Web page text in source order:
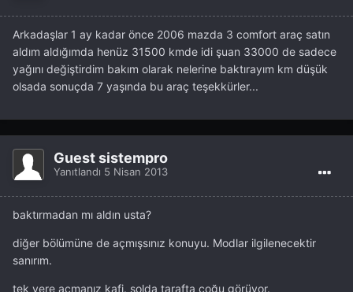
Arkadaşlar 1 ay kadar önce 2006 mazda 3 comfort araç satın
aldım aldığımda henüz 31500 kmde idi şuan 33000 de sadece
yağını değiştirdim bakım olarak nelerine baktırayım km düşük
olsada sonuçda 7 yaşında bu araç teşekkürler...
Guest sistempro
Yanıtlandı 5 Nisan 2013
baktırmadan mı aldın usta?
diğer bölümüne de açmışsınız konuyu. Modlar ilgilenecektir
sanırım.
tek yere açmanız kafi. solda tarafta çoğu görüyor.